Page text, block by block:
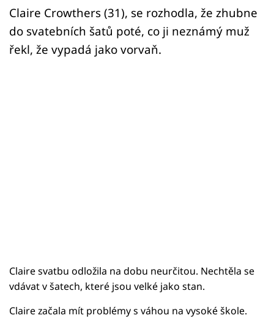
Sledujte nás
Claire Crowthers (31), se rozhodla, že zhubne
do svatebních šatů poté, co ji neznámý muž
řekl, že vypadá jako vorvaň.
Claire svatbu odložila na dobu neurčitou. Nechtěla se
vdávat v šatech, které jsou velké jako stan.
Claire začala mít problémy s váhou na vysoké škole.